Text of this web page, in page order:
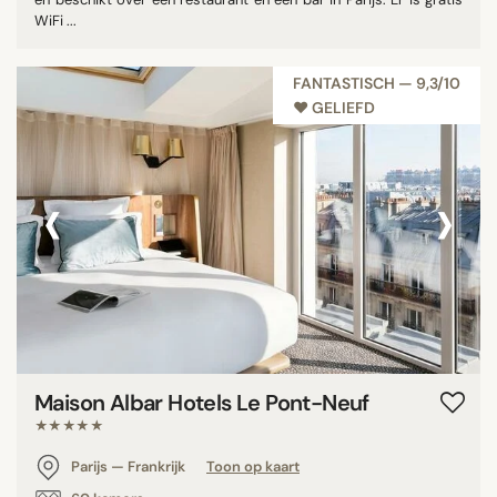
WiFi ...
FANTASTISCH — 9,3/10
♥︎ GELIEFD
‹ ›
Maison Albar Hotels Le Pont-Neuf
★★★★★
Parijs — Frankrijk
Toon op kaart